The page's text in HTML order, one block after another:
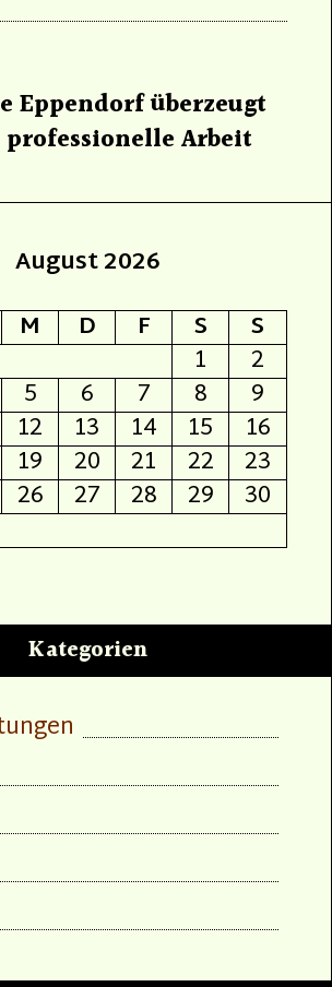
Eppendorf überzeugt
Arbeit
August 2026
M D F S
S
1
2
5 6 7 8
9
12 13 14 15
16
19 20 21 22
23
26 27 28 29
30
Kategorien